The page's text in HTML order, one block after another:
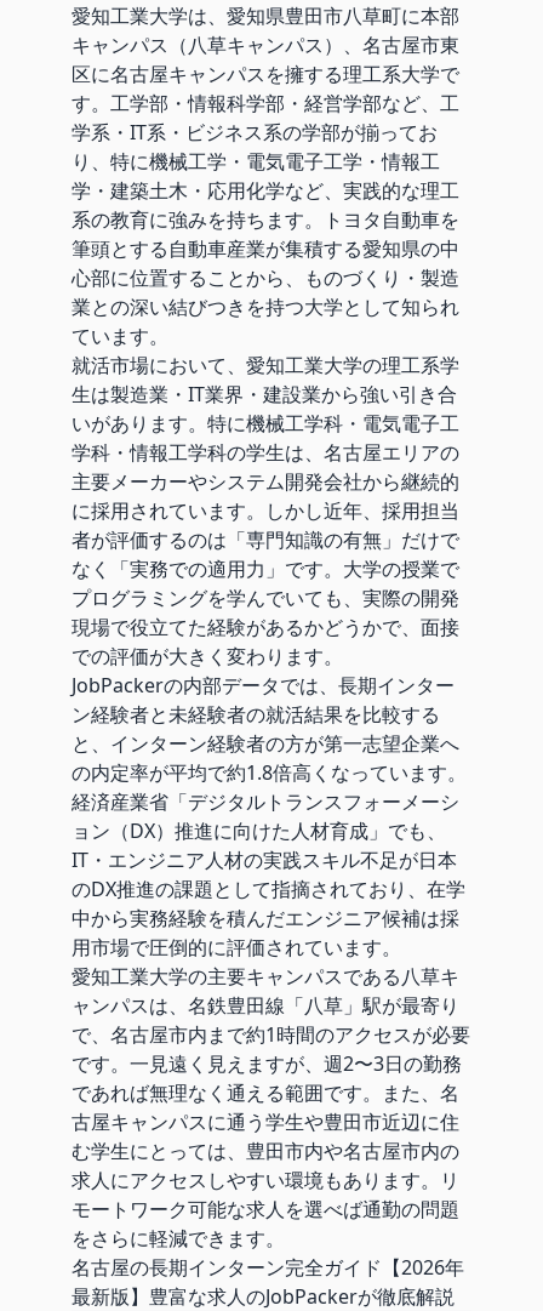
愛知工業大学は、愛知県豊田市八草町に本部
キャンパス（八草キャンパス）、名古屋市東
区に名古屋キャンパスを擁する理工系大学で
す。工学部・情報科学部・経営学部など、工
学系・IT系・ビジネス系の学部が揃ってお
り、特に機械工学・電気電子工学・情報工
学・建築土木・応用化学など、実践的な理工
系の教育に強みを持ちます。トヨタ自動車を
筆頭とする自動車産業が集積する愛知県の中
心部に位置することから、ものづくり・製造
業との深い結びつきを持つ大学として知られ
ています。
就活市場において、愛知工業大学の理工系学
生は製造業・IT業界・建設業から強い引き合
いがあります。特に機械工学科・電気電子工
学科・情報工学科の学生は、名古屋エリアの
主要メーカーやシステム開発会社から継続的
に採用されています。しかし近年、採用担当
者が評価するのは「専門知識の有無」だけで
なく「実務での適用力」です。大学の授業で
プログラミングを学んでいても、実際の開発
現場で役立てた経験があるかどうかで、面接
での評価が大きく変わります。
JobPackerの内部データでは、長期インター
ン経験者と未経験者の就活結果を比較する
と、インターン経験者の方が第一志望企業へ
の内定率が平均で約1.8倍高くなっています。
経済産業省「デジタルトランスフォーメーシ
ョン（DX）推進に向けた人材育成」 でも、
IT・エンジニア人材の実践スキル不足が日本
のDX推進の課題として指摘されており、在学
中から実務経験を積んだエンジニア候補は採
用市場で圧倒的に評価されています。
愛知工業大学の主要キャンパスである八草キ
ャンパスは、名鉄豊田線「八草」駅が最寄り
で、名古屋市内まで約1時間のアクセスが必要
です。一見遠く見えますが、週2〜3日の勤務
であれば無理なく通える範囲です。また、名
古屋キャンパスに通う学生や豊田市近辺に住
む学生にとっては、豊田市内や名古屋市内の
求人にアクセスしやすい環境もあります。リ
モートワーク可能な求人を選べば通勤の問題
をさらに軽減できます。
名古屋の長期インターン完全ガイド【2026年
最新版】豊富な求人のJobPackerが徹底解説